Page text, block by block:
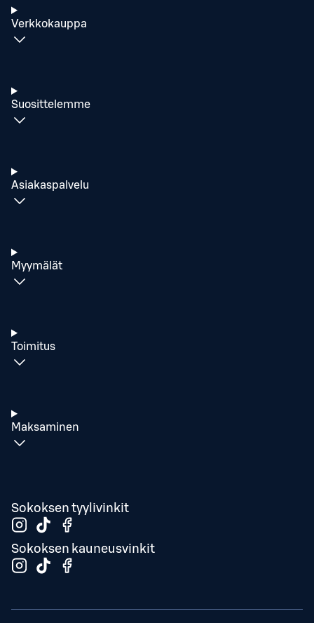
Verkkokauppa
Suosittelemme
Asiakaspalvelu
Myymälät
Toimitus
Maksaminen
Sokoksen tyylivinkit
Sokoksen kauneusvinkit